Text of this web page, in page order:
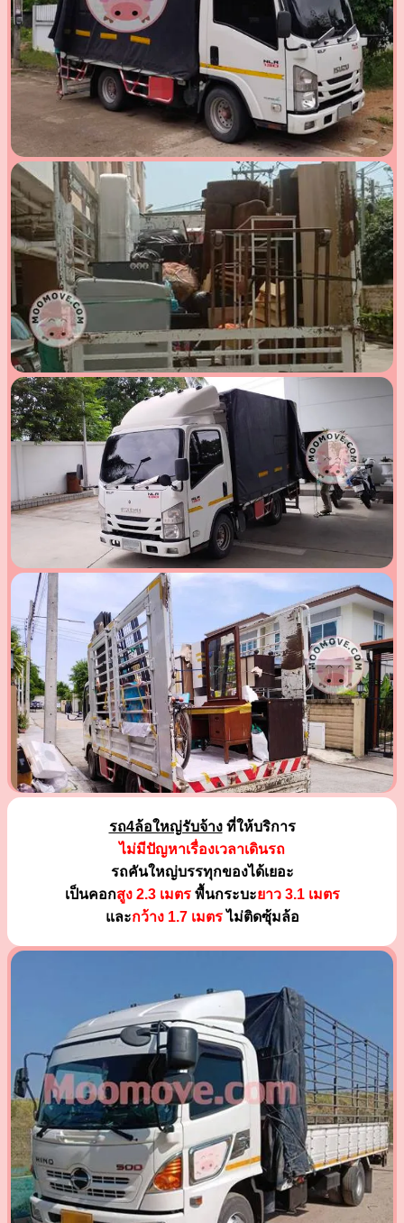
รถ4ล้อใหญ่รับจ้างที่ให้บริการ
ไม่มีปัญหาเรื่องเวลาเดินรถ
รถคันใหญ่บรรทุกของได้เยอะ
เป็นคอกสูง 2.3 เมตรพื้นกระบะยาว 3.1 เมตร
และกว้าง 1.7 เมตรไม่ติดซุ้มล้อ